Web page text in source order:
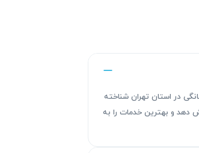
خانگی در استان تهران شناخته
دهد و بهترین خدمات را به